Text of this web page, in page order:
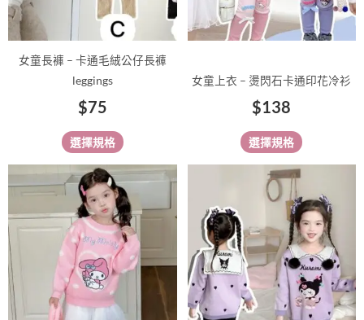
女童長褲 – 卡通毛絨公仔長褲
leggings
$75
選擇規格
在
頁
面
選
擇
選
項
女童上衣 – 燙閃石卡通印花冷衫
$138
選擇規格
產
面
選
擇
選
項
此
產
品
有
多
種
款
此
產
有
多
種
款
式。